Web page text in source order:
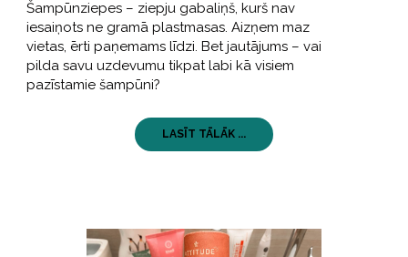
Šampūnziepes – ziepju gabaliņš, kurš nav
iesaiņots ne gramā plastmasas. Aizņem maz
vietas, ērti paņemams līdzi. Bet jautājums – vai
pilda savu uzdevumu tikpat labi kā visiem
pazīstamie šampūni?
LASĪT TĀLĀK ...